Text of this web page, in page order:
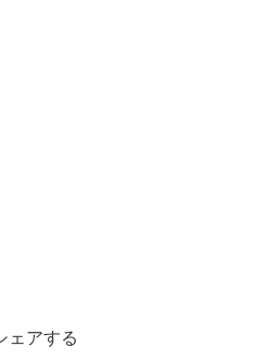
ェアする